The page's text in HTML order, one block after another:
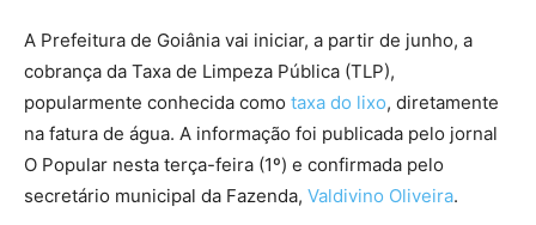
A Prefeitura de Goiânia vai iniciar, a partir de junho, a
cobrança da Taxa de Limpeza Pública (TLP),
popularmente conhecida como taxa do lixo, diretamente
na fatura de água. A informação foi publicada pelo jornal
O Popular nesta terça-feira (1º) e confirmada pelo
secretário municipal da Fazenda, Valdivino Oliveira.